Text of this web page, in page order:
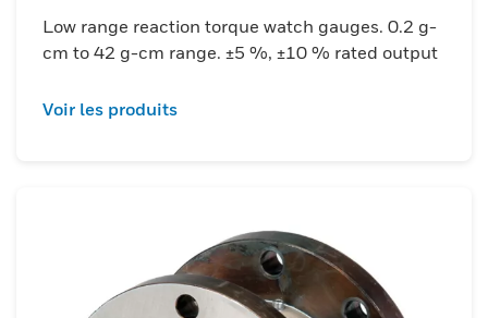
Low range reaction torque watch gauges. 0.2 g-
cm to 42 g-cm range. ±5 %, ±10 % rated output
Voir les produits